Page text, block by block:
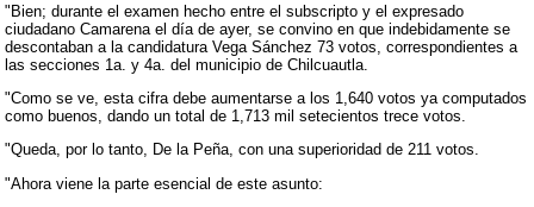
"Bien; durante el examen hecho entre el subscripto y el expresado
ciudadano Camarena el día de ayer, se convino en que indebidamente se
descontaban a la candidatura Vega Sánchez 73 votos, correspondientes a
las secciones 1a. y 4a. del municipio de Chilcuautla.
"Como se ve, esta cifra debe aumentarse a los 1,640 votos ya computados
como buenos, dando un total de 1,713 mil setecientos trece votos.
"Queda, por lo tanto, De la Peña, con una superioridad de 211 votos.
"Ahora viene la parte esencial de este asunto: